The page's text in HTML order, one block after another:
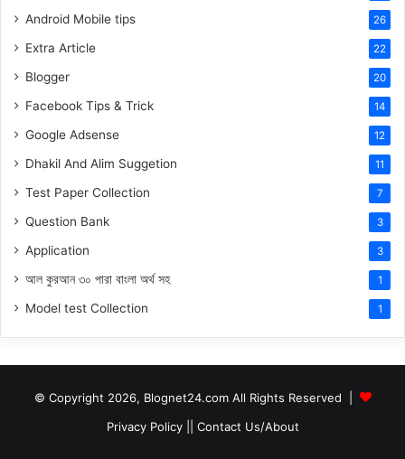
Android Mobile tips 26
Extra Article 22
Blogger 20
Facebook Tips & Trick 14
Google Adsense 12
Dhakil And Alim Suggetion 11
Test Paper Collection 7
Question Bank 3
Application 3
আল কুরআন ৩০ পারা বাংলা অর্থ সহ 1
Model test Collection 1
© Copyright 2026, Blognet24.com All Rights Reserved |
Privacy Policy|| Contact Us/About